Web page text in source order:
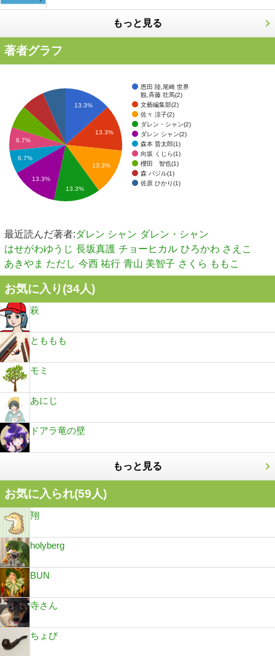
もっと見る
著者グラフ
恩田 陸,尾崎 世界
観,斉藤 壮馬(2)
文藝編集部(2)
佐々 涼子(2)
ダレン・シャン(2)
ダレン シャン(2)
森本 晋太郎(1)
向坂 くじら(1)
櫻田 智也(1)
森 バジル(1)
佐原 ひかり(1)
13.3%
13.3%
13.3%
6.7%
6.7%
13.3%
13.3%
最近読んだ著者:ダレン シャン ダレン・シャン
はせがわゆうじ 長坂真護 チョーヒカル ひろかわ さえこ
あきやま ただし 今西 祐行 青山 美智子 さくら ももこ
お気に入り(34人)
萩
とももも
モミ
あにじ
ドアラ竜の壁
もっと見る
お気に入られ(59人)
翔
holyberg
BUN
寺さん
ちょび